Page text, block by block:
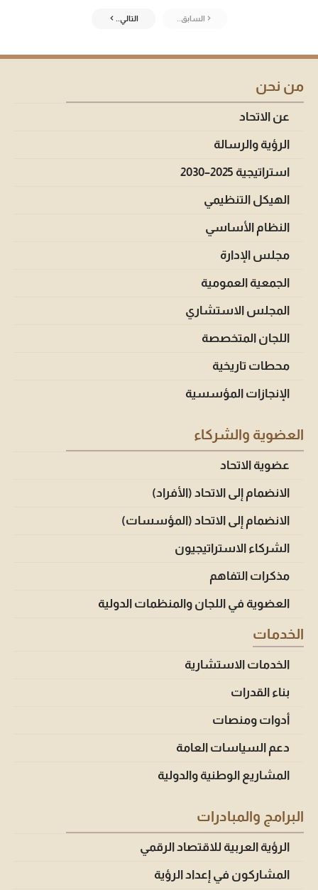
السابق.. التالي..
من نحن
عن الاتحاد
الرؤية والرسالة
استراتيجية 2025–2030
الهيكل التنظيمي
النظام الأساسي
مجلس الإدارة
الجمعية العمومية
المجلس الاستشاري
اللجان المتخصصة
محطات تاريخية
الإنجازات المؤسسية
العضوية والشركاء
عضوية الاتحاد
الانضمام إلى الاتحاد (الأفراد)
الانضمام إلى الاتحاد (المؤسسات)
الشركاء الاستراتيجيون
مذكرات التفاهم
العضوية في اللجان والمنظمات الدولية
الخدمات
الخدمات الاستشارية
بناء القدرات
أدوات ومنصات
دعم السياسات العامة
المشاريع الوطنية والدولية
البرامج والمبادرات
الرؤية العربية للاقتصاد الرقمي
المشاركون في إعداد الرؤية